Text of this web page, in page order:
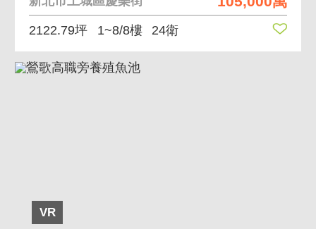
2122.79坪 1~8/8樓 24衛
VR